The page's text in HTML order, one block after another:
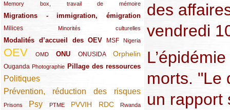
Memory box, travail de mémoire
(11/289)
Migrations - immigration, émigration
(67/289)
Milices
(34/289) Minorités culturelles
(15/289)
Modalités d’accueil des OEV
(58/289) MSF
(54/289) Nigeria
(27/289)
OEV
(269/289) OMD
(26/289) ONU
(58/289) ONUSIDA
(44/289) Orphelin
(112/289)
Ouganda
(29/289) Photographie
(27/289) Pillage des ressources
(77/289)
Politiques
(120/289)
Prévention, réduction des risques
(131/289)
Prisons
(22/289) Psy
(119/289) PTME
(12/289) PVVIH
(111/289) RDC
(104/289) Rwanda
(23/289)
des
vendredi
morts. "Le
un rapport